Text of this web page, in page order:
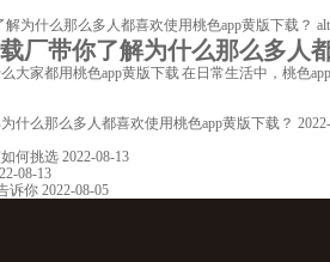
厂带你了解为什么那么多人都
家都用桃色app黄版下载 在日常生活中，桃色
么那么多人都喜欢使用桃色app黄版下载？
何挑选 2022-08-13
08-13
诉你 2022-08-05